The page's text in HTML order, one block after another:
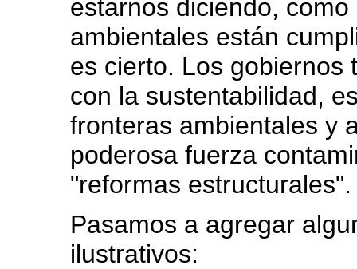
estarnos diciendo,
ambientales están
es cierto. Los gobiernos
con la sustentabilidad,
fronteras ambientales y
poderosa fuerza
"reformas estructurales".
Pasamos a agregar
ilustrativos: